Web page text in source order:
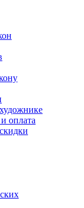
оплата